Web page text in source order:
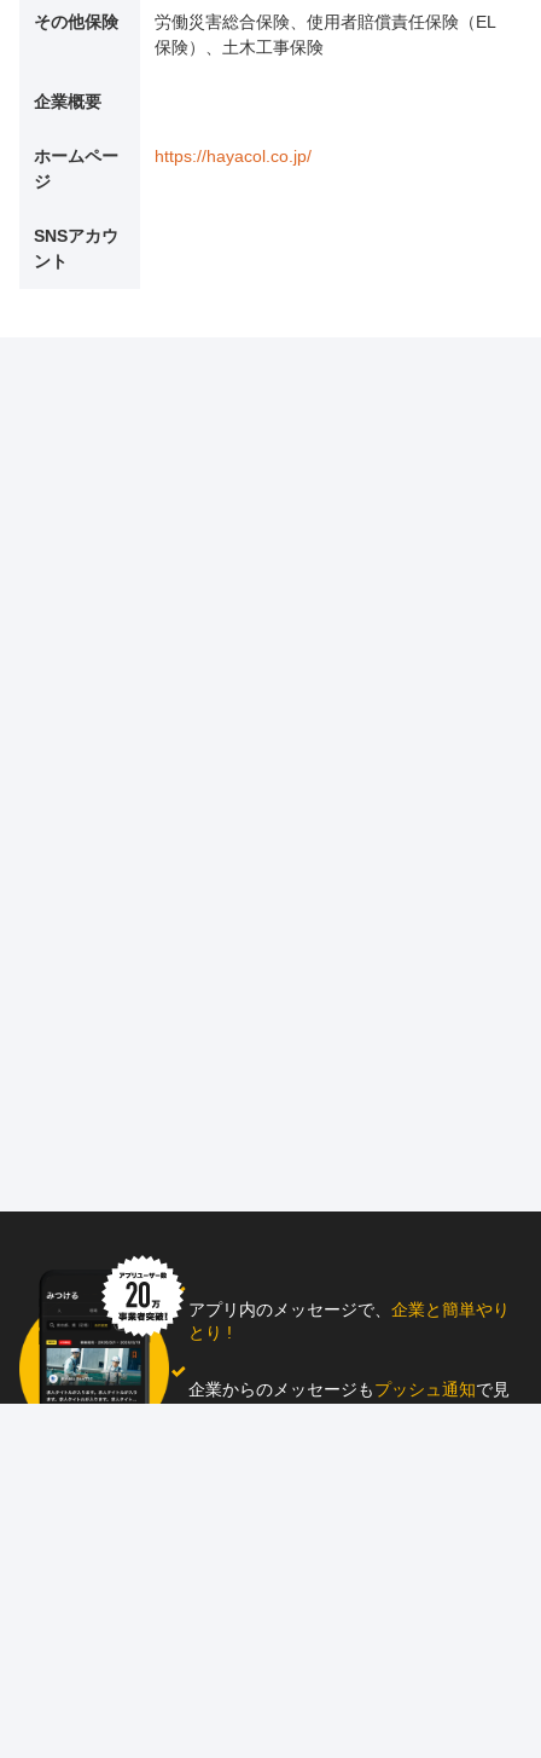
その他保険
労働災害総合保険、使用者賠償責任保険（EL
保険）、土木工事保険
企業概要
ホームペー
ジ
https://hayacol.co.jp/
SNSアカウ
ント
アプリ内のメッセージで、 企業と簡単やり
とり !
企業からのメッセージもプッシュ通知で見